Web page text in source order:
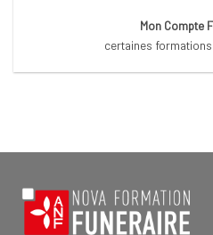
Mon Compte
certaines formations